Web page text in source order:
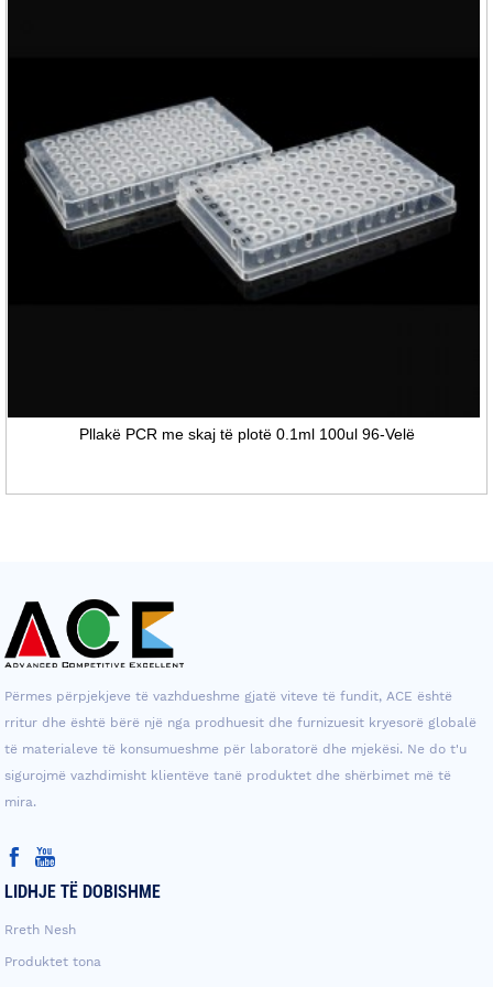
Pllakë PCR me skaj të plotë 0.1ml 100ul 96-Velë
Përmes përpjekjeve të vazhdueshme gjatë viteve të fundit, ACE është
rritur dhe është bërë një nga prodhuesit dhe furnizuesit kryesorë globalë
të materialeve të konsumueshme për laboratorë dhe mjekësi. Ne do t'u
sigurojmë vazhdimisht klientëve tanë produktet dhe shërbimet më të
mira.
LIDHJE TË DOBISHME
Rreth Nesh
Produktet tona